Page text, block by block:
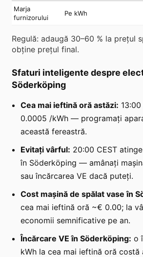
Marja
furnizorului
Pe kWh
Regulă: adaugă 30–60 % la prețul
obține prețul final.
Sfaturi inteligente despre
Söderköping
Cea mai ieftină oră astăzi:
0.0005 /kWh — programați
această fereastră.
Evitați vârful: 20:00 CEST
în Söderköping — amânați
sau încărcarea VE dacă puteți.
Cost mașină de spălat vase în
cea mai ieftină oră ~€ 0.00; la
economii semnificative pe an.
Încărcare VE în Söderköping: o
kWh la cea mai ieftină oră